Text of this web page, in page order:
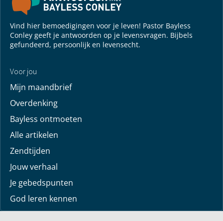
Vind hier bemoedigingen voor je leven! Pastor Bayless
Conley geeft je antwoorden op je levensvragen. Bijbels
gefundeerd, persoonlijk en levensecht.
Voor jou
Mijn maandbrief
Overdenking
Bayless ontmoeten
Alle artikelen
Zendtijden
Jouw verhaal
Je gebedspunten
God leren kennen
Downloads